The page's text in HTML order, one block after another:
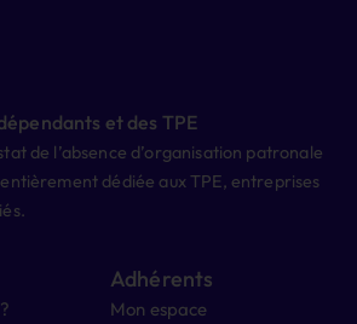
et des TPE
de l’absence d’organisation patronale
dédiée aux TPE, entreprises
Adhérents
Mon espace